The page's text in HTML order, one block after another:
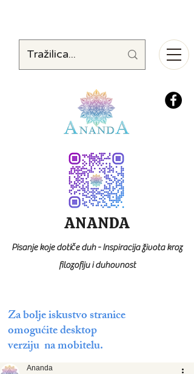
Za bolje iskustvo stranice
omogućite desktop
verziju na mobitelu.
ANANDA
Pisanje koje dotiče duh - Inspiracija života kroz
filozofiju i duhovnost
Ananda